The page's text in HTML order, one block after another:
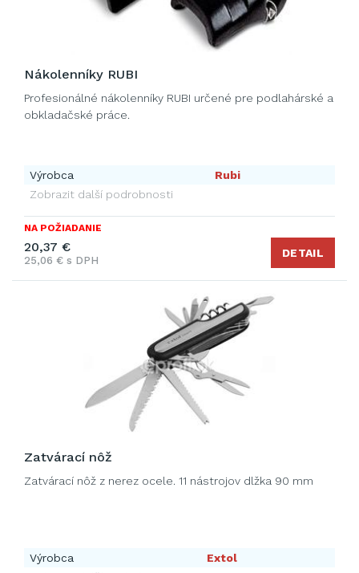
Nákolenníky RUBI
Profesionálné nákolenníky RUBI určené pre podlahárské a
obkladačské práce.
Výrobca
Rubi
Zobrazit další podrobnosti
NA POŽIADANIE
20,37 €
25,06 € s DPH
DETAIL
Zatvárací nôž
Zatvárací nôž z nerez ocele. 11 nástrojov dlžka 90 mm
Výrobca
Extol